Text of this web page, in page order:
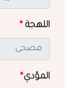
اللهجة *
المؤدي*